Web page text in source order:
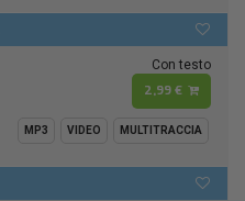
Con testo
2,99 €
MP3 VIDEO MULTITRACCIA